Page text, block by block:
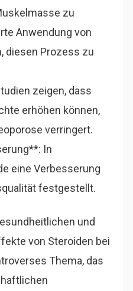
zu
Anwendung von
diesen Prozess zu
zeigen, dass
erhöhen können,
verringert.
In
eine Verbesserung
festgestellt.
und
von Steroiden bei
Thema, das